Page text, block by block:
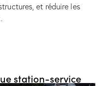
et réduire les
station-service